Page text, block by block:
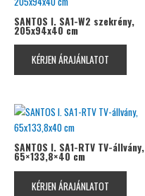
SANTOS I. SA1-W2 szekrény,
205x94x40 cm
KÉRJEN ÁRAJÁNLATOT
SANTOS I. SA1-RTV TV-állvány,
65×133,8×40 cm
KÉRJEN ÁRAJÁNLATOT